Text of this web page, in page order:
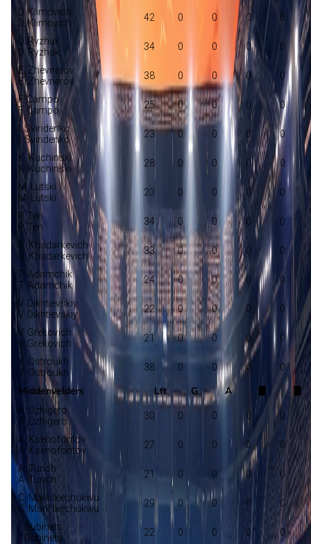
D. Klimovich
D. Klimovich
42 0 0 0 0
D. Ryzhuk
D. Ryzhuk
34 0 0 0 0
E. Zhevnerov
E. Zhevnerov
38 0 0 0 0
F. Campo
F. Campo
25 0 0 0 0
I. Sviridenko
I. Sviridenko
23 0 0 0 0
K. Kuchinski
K. Kuchinski
28 0 0 0 0
M. Lutski
M. Lutski
23 0 0 0 0
P. Ten
P. Ten
34 0 0 0 0
R. Khadarkevich
R. Khadarkevich
33 0 0 0 0
T. Adamchik
T. Adamchik
24 0 0 0 0
V. Dikhtievskiy
V. Dikhtievskiy
22 0 0 0 0
V. Grekovich
V. Grekovich
21 0 0 0 0
Y. Ostroukh
Y. Ostroukh
38 0 0 0 0
Middenvelders Lft G A
A. Dzhigero
A. Dzhigero
30 0 0 0 0
A. Ksenofontov
A. Ksenofontov
27 0 0 0 0
A. Turich
A. Turich
21 0 0 0 0
C. Mark Ikechukwu
C. Mark Ikechukwu
29 0 0 0 0
I. Dubinets
I. Dubinets
22 0 0 0 0